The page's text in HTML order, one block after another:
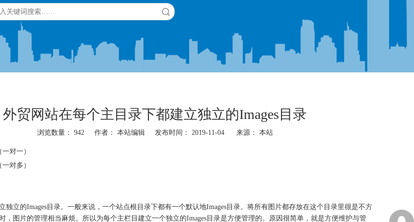
外贸网站在每个主目录下都建立独立的Images目录
浏览数量： 942 作者： 本站编辑 发布时间： 2019-11-04 来源： 本站
对一）
对多）
独立的Images目录。一般来说，一个站点根目录下都有一个默认地Images目录。将所有图片都存放在这个目录里很是不方
，图片的管理相当麻烦。所以为每个主栏目建立一个独立的Images目录是方便管理的。原因很简单，就是方便维护与管